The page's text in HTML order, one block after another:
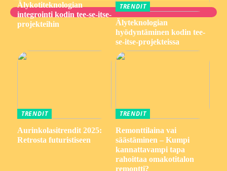
Älykotiteknologian
integrointi kodin tee-se-itse-
projekteihin
TRENDIT
Älyteknologian
hyödyntäminen kodin tee-
se-itse-projekteissa
TRENDIT
Aurinkolasitrendit 2025:
Retrosta futuristiseen
TRENDIT
Remonttilaina vai
säästäminen – Kumpi
kannattavampi tapa
rahoittaa omakotitalon
remontti?